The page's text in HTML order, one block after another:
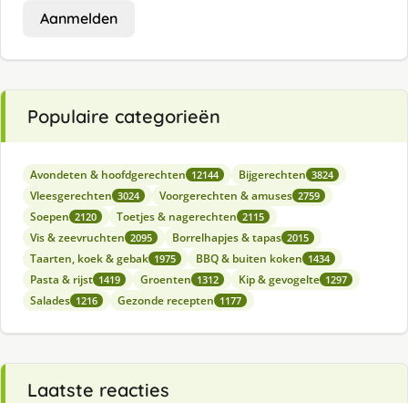
Aanmelden
Populaire categorieën
Avondeten & hoofdgerechten 12144 Bijgerechten 3824
Vleesgerechten 3024 Voorgerechten & amuses 2759
Soepen 2120 Toetjes & nagerechten 2115
Vis & zeevruchten 2095 Borrelhapjes & tapas 2015
Taarten, koek & gebak 1975 BBQ & buiten koken 1434
Pasta & rijst 1419 Groenten 1312 Kip & gevogelte 1297
Salades 1216 Gezonde recepten 1177
Laatste reacties